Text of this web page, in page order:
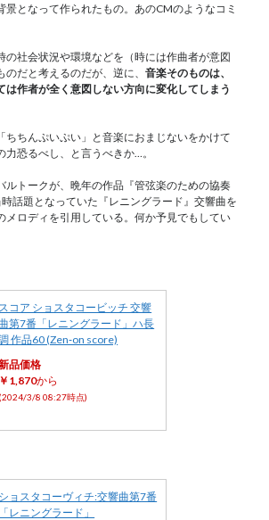
景となって作られたもの。あのCMのようなコミ
の社会状況や環境などを（時には作曲者が意図
のだと考えるのだが、逆に、音楽そのものは、
は作者が全く意図しない方向に変化してしまう
ちちんぷいぷい」と音楽におまじないをかけて
力恐るべし、と言うべきか…。
ルトークが、晩年の作品『管弦楽のための協奏
話題となっていた『レニングラード』交響曲を
メロディを引用している。何か予見でもしてい
スコア ショスタコービッチ 交響
第7番「レニングラード」ハ長
作品60 (Zen‐on score)
品価格
￥1,870から
(2024/3/8 08:27時点)
ショスタコーヴィチ:交響曲第7番
「レニングラード」